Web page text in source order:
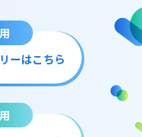
ーはこちら